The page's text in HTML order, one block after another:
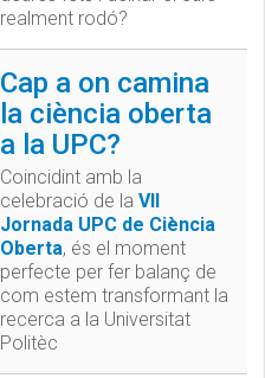
realment rodó?
Cap a on camina
la ciència oberta
a la UPC?
Coincidint amb la
celebració de la VII
Jornada UPC de Ciència
Oberta, és el moment
perfecte per fer balanç de
com estem transformant la
recerca a la Universitat
Politèc